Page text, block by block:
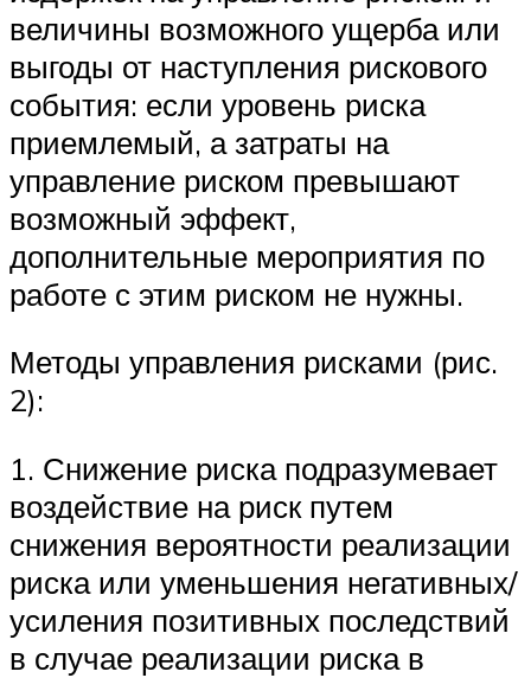
величины возможного ущерба или
выгоды от наступления рискового
события: если уровень риска
приемлемый, а затраты на
управление риском превышают
возможный эффект,
дополнительные мероприятия по
работе с этим риском не нужны.
Методы управления рисками (рис.
2):
1. Снижение риска подразумевает
воздействие на риск путем
снижения вероятности реализации
риска или уменьшения негативных/
усиления позитивных последствий
в случае реализации риска в